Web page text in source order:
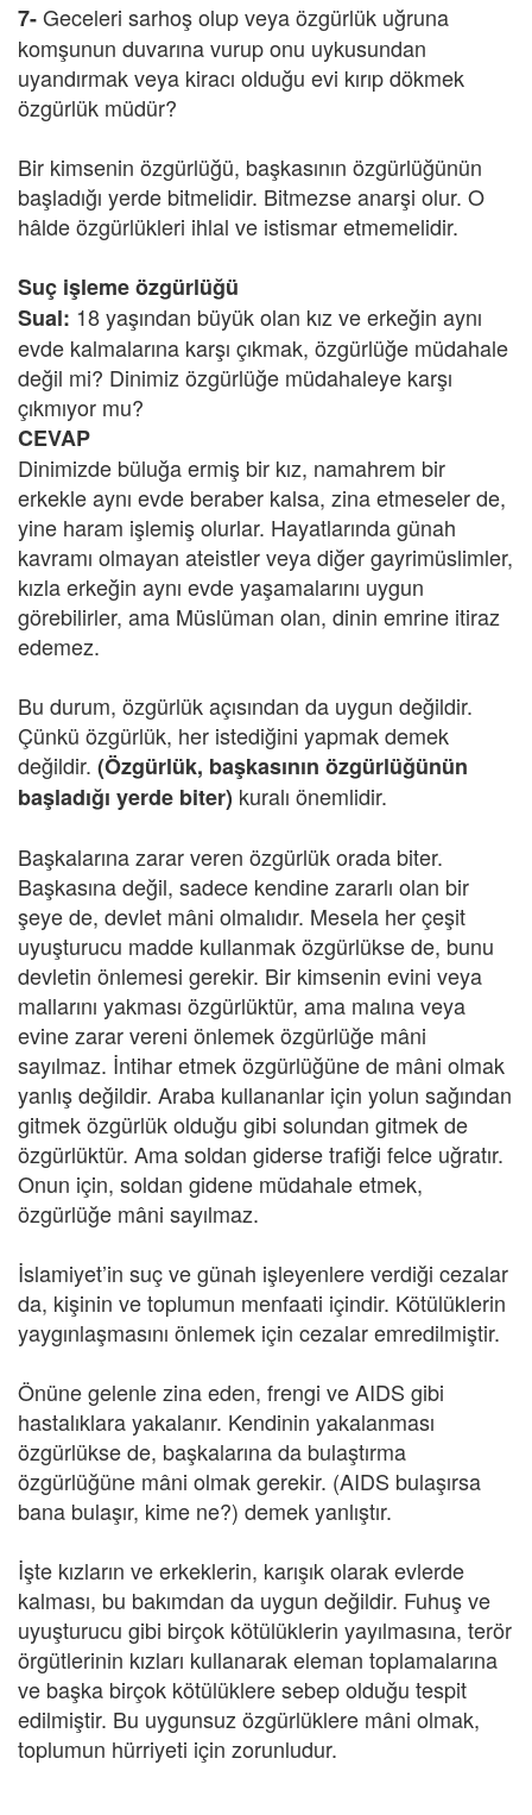
7-Geceleri sarhoş olup veya özgürlük uğruna
komşunun duvarına vurup onu uykusundan
uyandırmak veya kiracı olduğu evi kırıp dökmek
özgürlük müdür?
Bir kimsenin özgürlüğü, başkasının özgürlüğünün
başladığı yerde bitmelidir. Bitmezse anarşi olur. O
hâlde özgürlükleri ihlal ve istismar etmemelidir.
Suç işleme özgürlüğü
Sual: 18 yaşından büyük olan kız ve erkeğin aynı
evde kalmalarına karşı çıkmak, özgürlüğe müdahale
değil mi? Dinimiz özgürlüğe müdahaleye karşı
çıkmıyor mu?
CEVAP
Dinimizde büluğa ermiş bir kız, namahrem bir
erkekle aynı evde beraber kalsa, zina etmeseler de,
yine haram işlemiş olurlar. Hayatlarında günah
kavramı olmayan ateistler veya diğer gayrimüslimler,
kızla erkeğin aynı evde yaşamalarını uygun
görebilirler, ama Müslüman olan, dinin emrine itiraz
edemez.
Bu durum, özgürlük açısından da uygun değildir.
Çünkü özgürlük, her istediğini yapmak demek
değildir. (Özgürlük, başkasının özgürlüğünün
başladığı yerde biter) kuralı önemlidir.
Başkalarına zarar veren özgürlük orada biter.
Başkasına değil, sadece kendine zararlı olan bir
şeye de, devlet mâni olmalıdır. Mesela her çeşit
uyuşturucu madde kullanmak özgürlükse de, bunu
devletin önlemesi gerekir. Bir kimsenin evini veya
mallarını yakması özgürlüktür, ama malına veya
evine zarar vereni önlemek özgürlüğe mâni
sayılmaz. İntihar etmek özgürlüğüne de mâni olmak
yanlış değildir. Araba kullananlar için yolun sağından
gitmek özgürlük olduğu gibi solundan gitmek de
özgürlüktür. Ama soldan giderse trafiği felce uğratır.
Onun için, soldan gidene müdahale etmek,
özgürlüğe mâni sayılmaz.
İslamiyet’in suç ve günah işleyenlere verdiği cezalar
da, kişinin ve toplumun menfaati içindir. Kötülüklerin
yaygınlaşmasını önlemek için cezalar emredilmiştir.
Önüne gelenle zina eden, frengi ve AIDS gibi
hastalıklara yakalanır. Kendinin yakalanması
özgürlükse de, başkalarına da bulaştırma
özgürlüğüne mâni olmak gerekir. (AIDS bulaşırsa
bana bulaşır, kime ne?) demek yanlıştır.
İşte kızların ve erkeklerin, karışık olarak evlerde
kalması, bu bakımdan da uygun değildir. Fuhuş ve
uyuşturucu gibi birçok kötülüklerin yayılmasına, terör
örgütlerinin kızları kullanarak eleman toplamalarına
ve başka birçok kötülüklere sebep olduğu tespit
edilmiştir. Bu uygunsuz özgürlüklere mâni olmak,
toplumun hürriyeti için zorunludur.